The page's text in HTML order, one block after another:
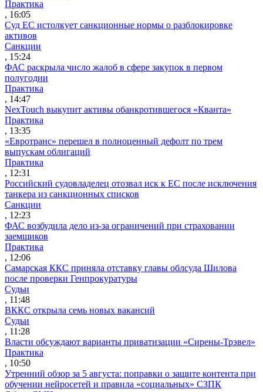
Практика
, 16:05
Суд ЕС истолкует санкционные нормы о разблокировке
активов
Санкции
, 15:24
ФАС раскрыла число жалоб в сфере закупок в первом
полугодии
Практика
, 14:47
NexTouch выкупит активы обанкротившегося «Кванта»
Практика
, 13:35
«Евротранс» перешел в полноценный дефолт по трем
выпускам облигаций
Практика
, 12:31
Российский судовладелец отозвал иск к ЕС после исключения
танкера из санкционных списков
Санкции
, 12:23
ФАС возбудила дело из-за ограничений при страховании
заемщиков
Практика
, 12:06
Самарская ККС приняла отставку главы облсуда Шилова
после проверки Генпрокуратуры
Судьи
, 11:48
ВККС открыла семь новых вакансий
Судьи
, 11:28
Власти обсуждают варианты приватизации «Сирены-Трэвел»
Практика
, 10:50
Утренний обзор за 5 августа: поправки о защите контента при
обучении нейросетей и правила «социальных» СЗПК